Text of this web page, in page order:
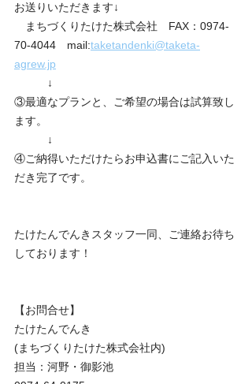
お送りいただきます↓
まちづくりたけた株式会社　FAX：0974-
70-4044　mail:taketandenki@taketa-
agrew.jp
↓
③最適なプランと、ご希望の場合は試算致し
ます。
↓
④ご納得いただけたらお申込書にご記入いた
だき完了です。
たけたんでんきスタッフ一同、ご連絡お待ち
しております！
【お問合せ】
たけたんでんき
(まちづくりたけた株式会社内)
担当：河野・御影池